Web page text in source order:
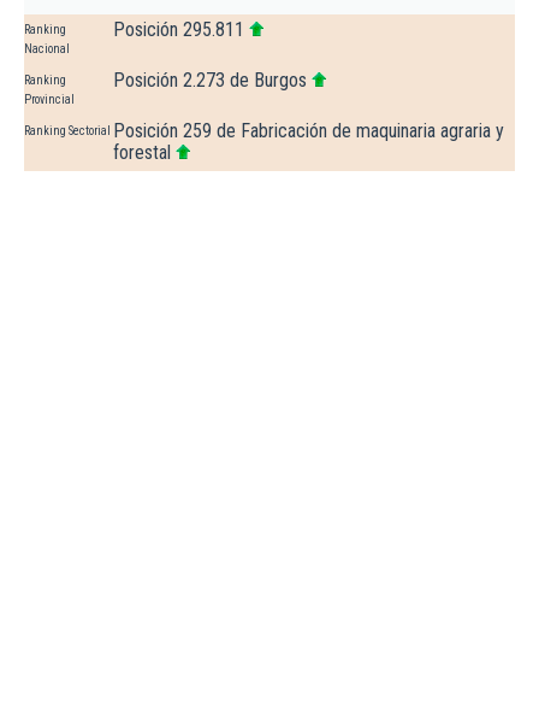
Ranking
Nacional
Posición 295.811
Ranking
Provincial
Posición 2.273 de Burgos
Ranking Sectorial
Posición 259 de Fabricación de maquinaria agraria y
forestal